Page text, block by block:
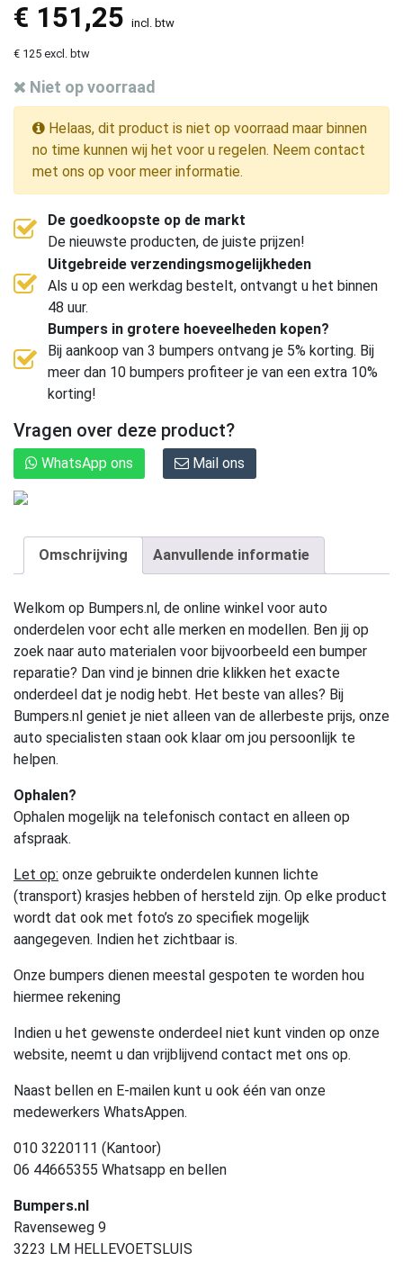
€ 151,25 incl. btw
€ 125 excl. btw
Niet op voorraad
Helaas, dit product is niet op voorraad maar binnen
no time kunnen wij het voor u regelen. Neem contact
met ons op voor meer informatie.
De goedkoopste op de markt
De nieuwste producten, de juiste prijzen!
Uitgebreide verzendingsmogelijkheden
Als u op een werkdag bestelt, ontvangt u het binnen
48 uur.
Bumpers in grotere hoeveelheden kopen?
Bij aankoop van 3 bumpers ontvang je 5% korting. Bij
meer dan 10 bumpers profiteer je van een extra 10%
korting!
Vragen over deze product?
WhatsApp ons Mail ons
Omschrijving Aanvullende informatie
Welkom op Bumpers.nl, de online winkel voor auto
onderdelen voor echt alle merken en modellen. Ben jij op
zoek naar auto materialen voor bijvoorbeeld een bumper
reparatie? Dan vind je binnen drie klikken het exacte
onderdeel dat je nodig hebt. Het beste van alles? Bij
Bumpers.nl geniet je niet alleen van de allerbeste prijs, onze
auto specialisten staan ook klaar om jou persoonlijk te
helpen.
Ophalen?
Ophalen mogelijk na telefonisch contact en alleen op
afspraak.
Let op: onze gebruikte onderdelen kunnen lichte
(transport) krasjes hebben of hersteld zijn. Op elke product
wordt dat ook met foto’s zo specifiek mogelijk
aangegeven. Indien het zichtbaar is.
Onze bumpers dienen meestal gespoten te worden hou
hiermee rekening
Indien u het gewenste onderdeel niet kunt vinden op onze
website, neemt u dan vrijblijvend contact met ons op.
Naast bellen en E-mailen kunt u ook één van onze
medewerkers WhatsAppen.
010 3220111 (Kantoor)
06 44665355 Whatsapp en bellen
Bumpers.nl
Ravenseweg 9
3223 LM HELLEVOETSLUIS